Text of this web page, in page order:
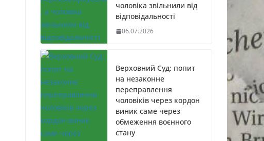
чоловіка звільнили від
відповідальності
06.07.2026
Верховний Суд: попит
на незаконне
переправлення
чоловіків через кордон
виник саме через
обмеження воєнного
стану